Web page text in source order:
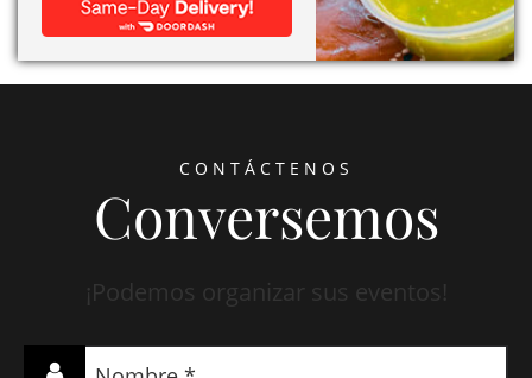
CONTÁCTENOS
Conversemos
¡Podemos organizar sus eventos!
Nombre